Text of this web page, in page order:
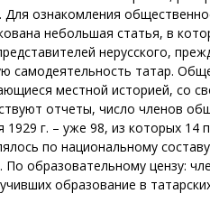
. Для ознакомления
небольшая статья, в
нерусского,
самодеятельность татар.
местной историей, со
отчеты, число членов
1929 г. – уже 98, из которых
по национальному
По образовательному цензу:
образование в